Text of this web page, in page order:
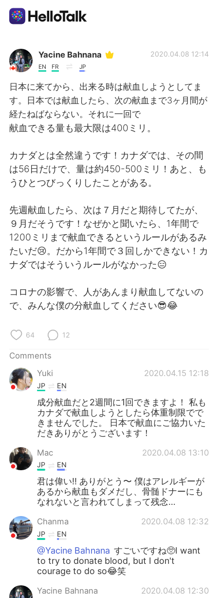
Language Exchange App
AI Grammar Checker
English
Español العربية
日本語 한국어
Русский ไทย
Indonesia Italiano
Türkçe Tiếng Việt
Yacine Bahnana
EN FR JP
2020.04.08 12:14
日本に来てから、出来る時は献血しようとしてま
す。日本では献血したら、次の献血まで3ヶ月間が
経たねばならない。それに一回で
献血できる量も最大限は400ミリ。
カナダとは全然違うです！カナダでは、その間
は56日だけで、量は約450-500ミリ！あと、も
うひとつびっくりしたことがある。
先週献血したら、次は７月だと期待してたが、
９月だそうです！なぜかと聞いたら、1年間で
1200ミリまで献血できるというルールがあるみ
たいだ😢。だから1年間で３回しかできない！カ
ナダではそういうルールがなかった😑
コロナの影響で、人があんまり献血してないの
で、みんな僕の分献血してください😎😂
64 12
Comments
Yuki
2020.04.15 12:18
JP EN
成分献血だと2週間に1回できますよ！ 私も
カナダで献血しようとしたら体重制限でで
きませんでした。 日本で献血にご協力いた
だきありがとうございます！
Mac 2020.04.08 13:10
JP EN
君は偉い!! ありがとう〜 僕はアレルギーが
あるから献血もダメだし、骨髄ドナーにも
なれないと言われてしまって残念…
Chanma 2020.04.08 12:32
JP EN
@Yacine Bahnana すごいですね🥺I want
to try to donate blood, but I don't
courage to do so😂笑
Yacine Bahnana 2020.04.08 12:30